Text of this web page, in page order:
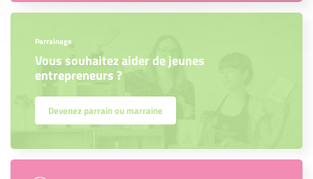
Parrainage
Vous souhaitez aider de jeunes
entrepreneurs ?
Devenez parrain ou marraine